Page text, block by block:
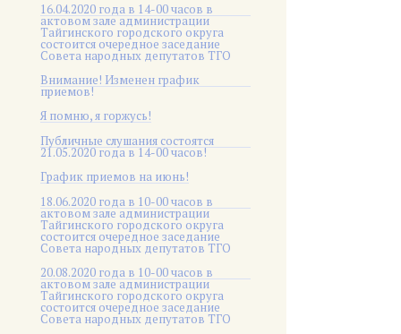
16.04.2020 года в 14-00 часов в
актовом зале администрации
Тайгинского городского округа
состоится очередное заседание
Совета народных депутатов ТГО
Внимание! Изменен график
приемов!
Я помню, я горжусь!
Публичные слушания состоятся
21.05.2020 года в 14-00 часов!
График приемов на июнь!
18.06.2020 года в 10-00 часов в
актовом зале администрации
Тайгинского городского округа
состоится очередное заседание
Совета народных депутатов ТГО
20.08.2020 года в 10-00 часов в
актовом зале администрации
Тайгинского городского округа
состоится очередное заседание
Совета народных депутатов ТГО